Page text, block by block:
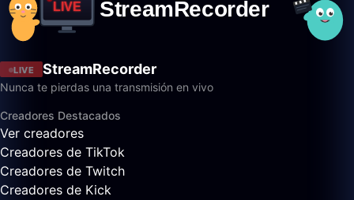
LIVE StreamRecorder
Nunca te pierdas una transmisión en vivo
Creadores Destacados
Ver creadores
Creadores de TikTok
Creadores de Twitch
Creadores de Kick